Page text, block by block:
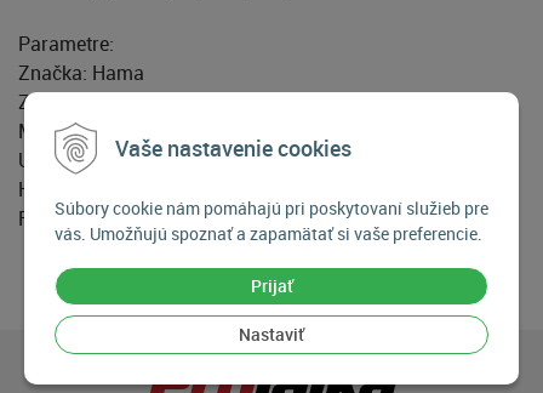
Vaše nastavenie cookies
Súbory cookie nám pomáhajú pri poskytovaní služieb pre
vás. Umožňujú spoznať a zapamätať si vaše preferencie.
Prijať
Nastaviť
Parametre:
Značka: Hama
Závit/pripojenie: GoPro
Materiál: Plast
Upevnenie: Svorkové upevnenie
Hmotnosť: 54 g
Farba: Čierna